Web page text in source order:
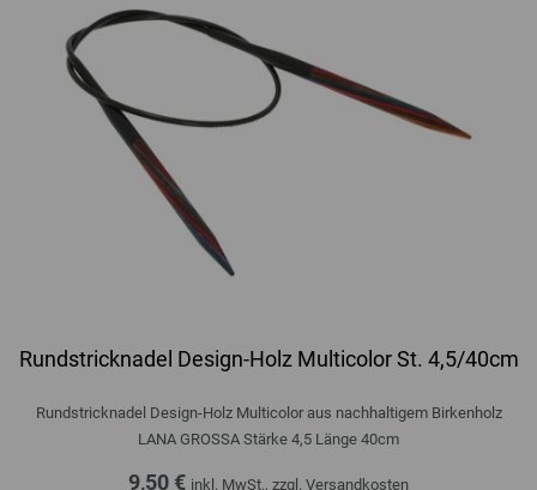
Rundstricknadel Design-Holz Multicolor St. 4,5/40cm
Rundstricknadel Design-Holz Multicolor aus nachhaltigem Birkenholz
LANA GROSSA Stärke 4,5 Länge 40cm
9,50 € inkl. MwSt., zzgl. Versandkosten